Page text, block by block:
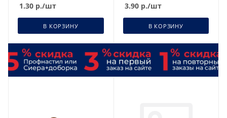
1.30 р./шт
В КОРЗИНУ
3.90р./шт
В КОРЗИНУ